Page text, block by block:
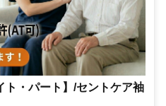
ト・パート】/セントケア袖